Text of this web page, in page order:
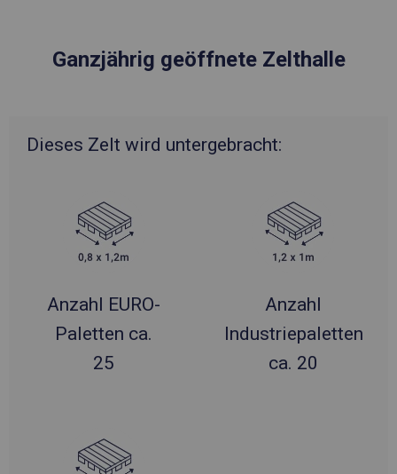
Ganzjährig geöffnete Zelthalle
Dieses Zelt wird untergebracht:
Anzahl EURO-
Paletten ca.
25
Anzahl
Industriepaletten
ca. 20